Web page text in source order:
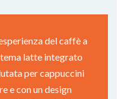
del caffè a
latte integrato
per cappuccini
e con un design